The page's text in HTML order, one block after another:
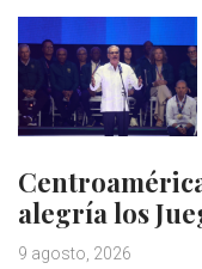
alegría los
9 agosto, 2026